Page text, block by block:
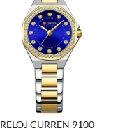
RELOJ CURREN 9100